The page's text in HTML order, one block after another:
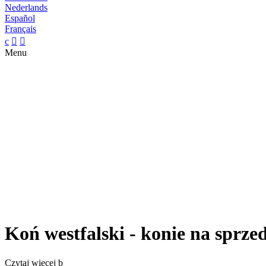
Nederlands
Español
Français
c  
Menu
Koń westfalski - konie na
Czytaj więcej b